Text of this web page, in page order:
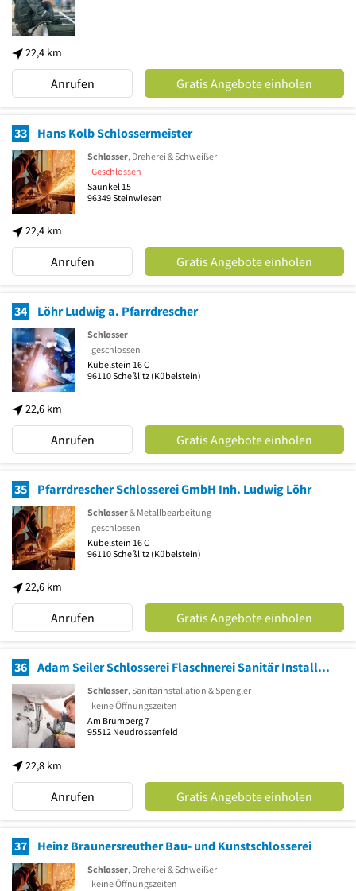
22,4 km
Anrufen Gratis Angebote einholen
33 Hans Kolb Schlossermeister
22,4 km
Schlosser, Dreherei & Schweißer
Geschlossen
Saunkel 15
96349Steinwiesen
Anrufen Gratis Angebote einholen
34 Löhr Ludwig a. Pfarrdrescher
22,6 km
Schlosser
geschlossen
Kübelstein 16 C
96110Scheßlitz (Kübelstein)
Anrufen Gratis Angebote einholen
35 Pfarrdrescher Schlosserei GmbH Inh. Ludwig Löhr
22,6 km
Schlosser& Metallbearbeitung
geschlossen
Kübelstein 16 C
96110Scheßlitz (Kübelstein)
Anrufen Gratis Angebote einholen
36 Adam Seiler Schlosserei Flaschnerei Sanitär Installationen
22,8 km
Schlosser, Sanitärinstallation & Spengler
keine Öffnungszeiten
Am Brumberg 7
95512 Neudrossenfeld
Anrufen Gratis Angebote einholen
37 Heinz Braunersreuther Bau- und Kunstschlosserei
Schlosser, Dreherei & Schweißer
keine Öffnungszeiten